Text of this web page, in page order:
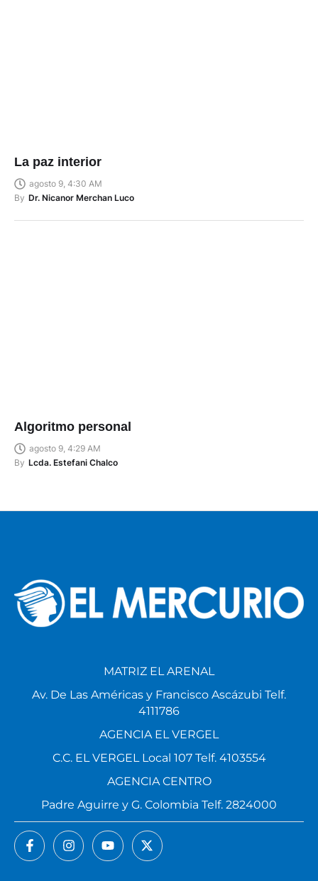
La paz interior
agosto 9, 4:30 AM
By Dr. Nicanor Merchan Luco
Algoritmo personal
agosto 9, 4:29 AM
By Lcda. Estefani Chalco
MATRIZ EL ARENAL
Av. De Las Américas y Francisco Ascázubi Telf.
4111786
AGENCIA EL VERGEL
C.C. EL VERGEL Local 107 Telf. 4103554
AGENCIA CENTRO
Padre Aguirre y G. Colombia Telf. 2824000